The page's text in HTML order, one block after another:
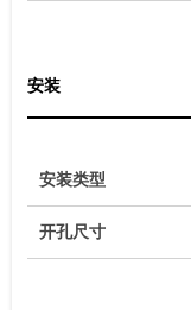
安装
安装类型
开孔尺寸